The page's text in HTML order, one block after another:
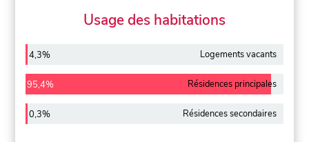
Usage des habitations
4,3% Logements vacants
95,4% Résidences principales
0,3% Résidences secondaires